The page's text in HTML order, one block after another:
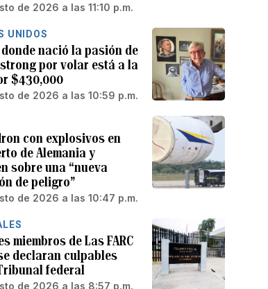
de 2026 a las 11:10 p.m.
UNIDOS
nació la pasión de
por volar está a la
$430,000
de 2026 a las 10:59 p.m.
con explosivos en
de Alemania y
sobre una “nueva
de peligro”
de 2026 a las 10:47 p.m.
miembros de Las FARC
declaran culpables
federal
de 2026 a las 8:57 p.m.